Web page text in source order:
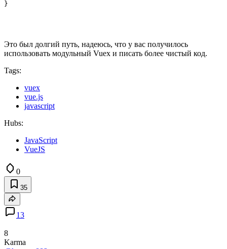
Это был долгий путь, надеюсь, что у вас получилось
использовать модульный Vuex и писать более чистый код.
Tags:
vuex
vue.js
javascript
Hubs:
JavaScript
VueJS
0
35
13
8
Karma